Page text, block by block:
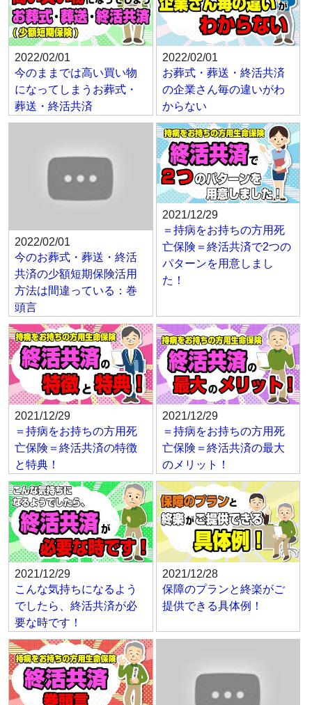
2022/02/01
今のままでは高い買い物
になってしまうお葬式・
葬送・終活共済
2022/02/01
お葬式・葬送・終活共済
の企業さん毎の違いがわ
からない
2022/02/01
今のお葬式・葬送・終活
共済の少額短期保険活用
方法は間違っている：巻
頭言
2021/12/29
＝持病をお持ちの方用死
亡保険＝終活共済で2つの
パターンを用意しまし
た！
2021/12/29
＝持病をお持ちの方用死
亡保険＝終活共済の特徴
と特典！
2021/12/29
＝持病をお持ちの方用死
亡保険＝終活共済の最大
のメリット！
2021/12/29
こんな気持ちになるよう
でしたら、終活共済が必
要な時です！
2021/12/28
保障のプランと終楽がご
提供できる具体例！